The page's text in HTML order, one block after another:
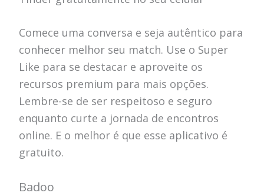
Comece uma conversa e seja autêntico para
conhecer melhor seu match. Use o Super
Like para se destacar e aproveite os
recursos premium para mais opções.
Lembre-se de ser respeitoso e seguro
enquanto curte a jornada de encontros
online. E o melhor é que esse aplicativo é
gratuito.
Badoo